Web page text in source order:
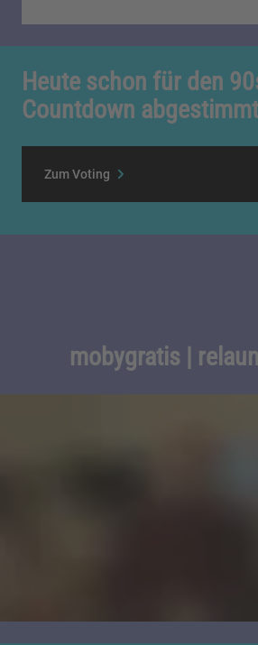
Heute schon für den
Countdown
Zum Voting
mobygratis |